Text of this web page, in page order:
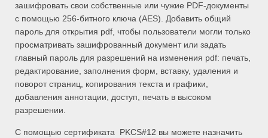
зашифровать свои собственные или чужие PDF-документы
с помощью 256-битного ключа (AES). Добавить общий
пароль для открытия pdf, чтобы пользователи могли только
просматривать зашифрованный документ или задать
главный пароль для разрешений на изменения pdf: печать,
редактирование, заполнения форм, вставку, удаления и
поворот страниц, копирования текста и графики,
добавления аннотации, доступ, печать в высоком
разрешении.
С помощью сертификата PKCS#12 вы можете назначить